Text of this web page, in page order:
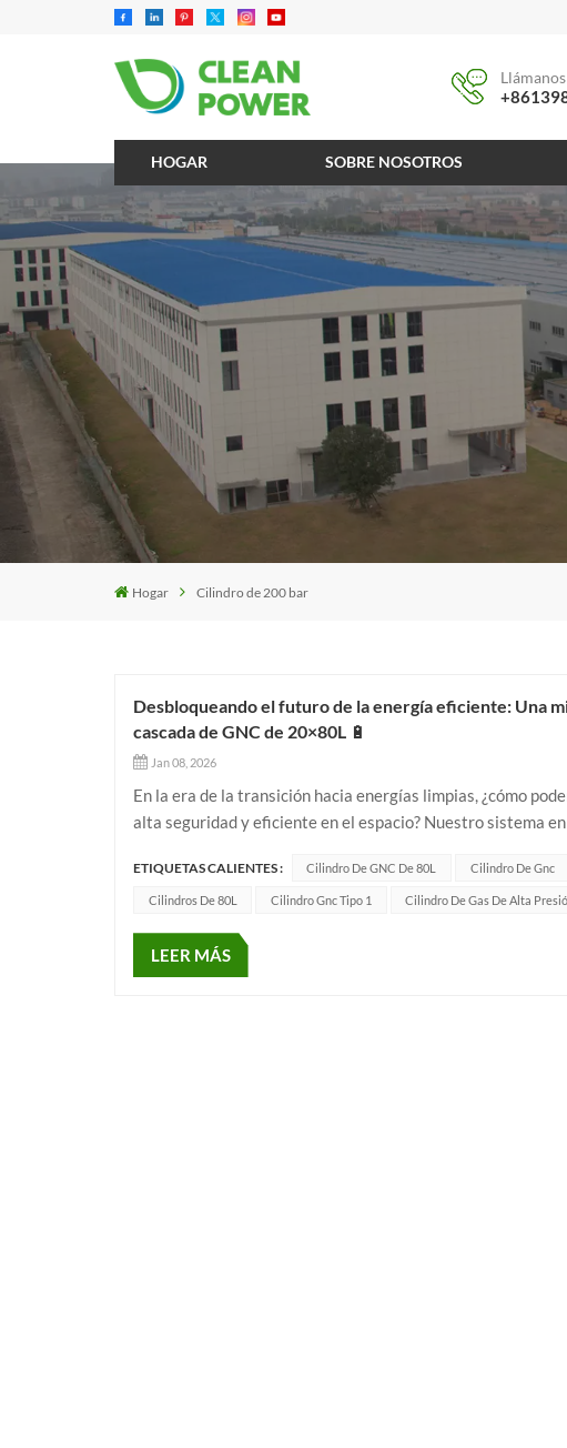
HOGAR SOBRE NOSOTROS
Hogar Cilindro de 200 bar
Desbloqueando el futuro de la energía eficiente: Una
cascada de GNC de 20×80L 🔋
Jan 08, 2026
En la era de la transición hacia energías limpias, ¿cómo
alta seguridad y eficiente en el espacio? Nuestro sistema
ETIQUETAS CALIENTES : Cilindro De GNC De 80L Cilindro De Gnc
Cilindros De 80L Cilindro Gnc Tipo 1 Cilindro De Gas De Alta
LEER MÁS